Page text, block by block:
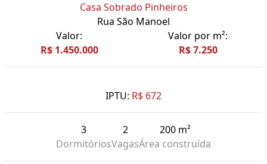
Casa Sobrado Pinheiros
Rua São Manoel
Valor:
R$ 1.450.000
Valor por m²:
R$ 7.250
IPTU: R$ 672
3
Dormitórios
2
Vagas
200 m²
Área construída